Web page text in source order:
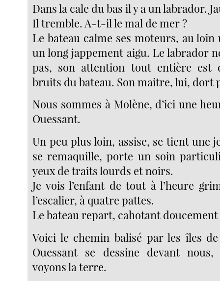
Dans la cale du bas il y a un labrador.
Il tremble. A-t-il le mal de mer ?
Le bateau calme ses moteurs, au
un long jappement aigu. Le labrador
pas, son attention tout entière est
bruits du bateau. Son maitre, lui, dort
Nous sommes à Molène, d’ici une
Ouessant.
Un peu plus loin, assise, se tient une
se remaquille, porte un soin
yeux de traits lourds et noirs.
Je vois l’enfant de tout à l’heure
l’escalier, à quatre pattes.
Le bateau repart, cahotant doucement
Voici le chemin balisé par les îles
Ouessant se dessine devant
voyons la terre.